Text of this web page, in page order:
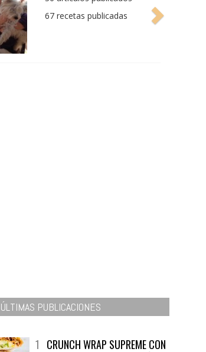
producto bien tratado